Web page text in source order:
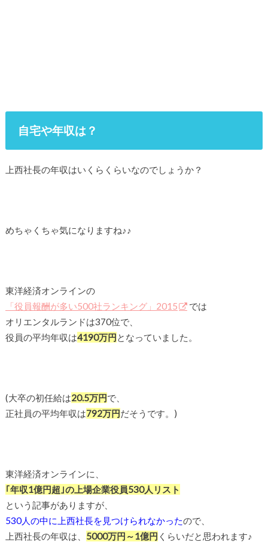
自宅や年収は？
上西社長の年収はいくらくらいなのでしょうか？
めちゃくちゃ気になりますね♪♪
東洋経済オンラインの
「役員報酬が多い500社ランキング」2015
では
オリエンタルランドは370位で、
役員の平均年収は4190万円となっていました。
(大卒の初任給は20.5万円で、
正社員の平均年収は792万円だそうです。)
東洋経済オンラインに、
｢年収1億円超｣の上場企業役員530人リスト
という記事がありますが、
530人の中に上西社長を見つけられなかったので、
上西社長の年収は、 5000万円～1億円 くらいだと思われます♪